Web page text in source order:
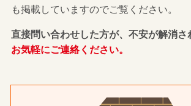
も掲載していますのでご覧ください。
直接問い合わせした方が、不安が解消さ
お気軽にご連絡ください。